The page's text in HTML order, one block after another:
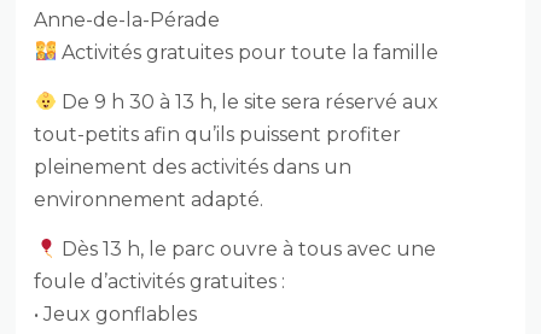
Anne-de-la-Pérade
Activités gratuites pour toute la famille
De 9 h 30 à 13 h, le site sera réservé aux
tout-petits afin qu’ils puissent profiter
pleinement des activités dans un
environnement adapté.
Dès 13 h, le parc ouvre à tous avec une
foule d’activités gratuites :
• Jeux gonflables